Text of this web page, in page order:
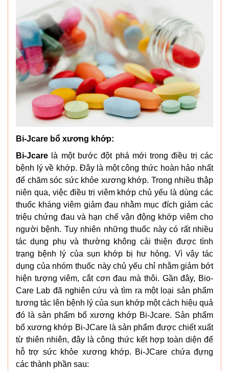
Bi-Jcare bổ xương khớp:
Bi-Jcare là một bước đột phá mới trong điều trị các
bệnh lý về khớp. Đây là một công thức hoàn hảo nhất
để chăm sóc sức khỏe xương khớp. Trong nhiều thập
niên qua, việc điều trị viêm khớp chủ yếu là dùng các
thuốc kháng viêm giảm đau nhằm mục đích giảm các
triệu chứng đau và hạn chế vận động khớp viêm cho
người bệnh. Tuy nhiên những thuốc này có rất nhiều
tác dụng phụ và thường không cải thiện được tình
trạng bệnh lý của sụn khớp bị hư hỏng. Vì vậy tác
dụng của nhóm thuốc này chủ yếu chỉ nhằm giảm bớt
hiện tượng viêm, cắt cơn đau mà thôi. Gần đây, Bio-
Care Lab đã nghiên cứu và tìm ra một loại sản phẩm
tương tác lên bệnh lý của sụn khớp một cách hiệu quả
đó là sản phẩm bổ xương khớp Bi-Jcare. Sản phẩm
bổ xương khớp Bi-JCare là sản phẩm được chiết xuất
từ thiên nhiên, đây là công thức kết hợp toàn diện để
hỗ trợ sức khỏe xương khớp. Bi-JCare chứa đựng
các thành phần sau: